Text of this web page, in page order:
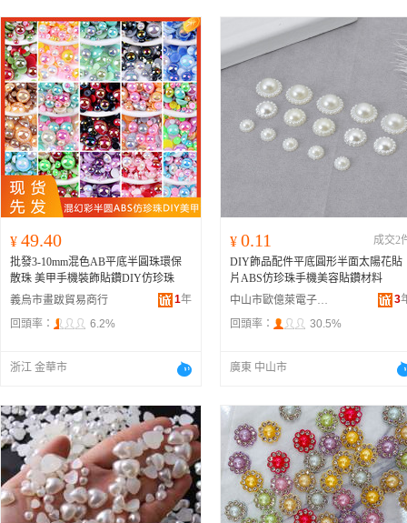
¥ 49.40
批發3-10mm混色AB平底半圓珠環保
散珠 美甲手機裝飾貼鑽DIY仿珍珠
義烏市畫跋貿易商行
1年
回頭率：
6.2%
浙江 金華市
¥ 0.11
成交2
DIY飾品配件平底圓形半面太陽花貼
片ABS仿珍珠手機美容貼鑽材料
中山市歐億萊電子商務商行
3
回頭率：
30.5%
廣東 中山市